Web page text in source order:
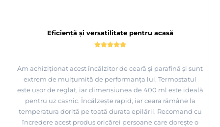
Eficiență și versatilitate pentru acasă
Am achiziționat acest încălzitor de ceară și parafină și sunt
extrem de mulțumită de performanța lui. Termostatul
este ușor de reglat, iar dimensiunea de 400 ml este ideală
pentru uz casnic. Încălzește rapid, iar ceara rămâne la
temperatura dorită pe toată durata epilării. Recomand cu
încredere acest produs oricărei persoane care dorește o